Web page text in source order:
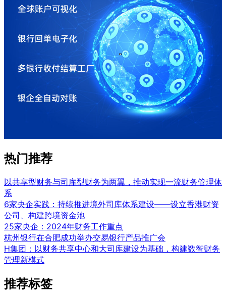
热门推荐
以共享型财务与司库型财务为两翼，推动实现一流财务管理体
系
6家央企实践：持续推进境外司库体系建设——设立香港财资
公司、构建跨境资金池
25家央企：2024年财务工作重点
杭州银行在合肥成功举办交易银行产品推广会
H集团：以财务共享中心和大司库建设为基础，构建数智财务
管理新模式
推荐标签